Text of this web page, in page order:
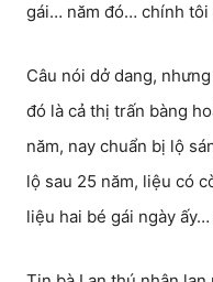
gái… năm đó… chính tôi
Câu nói dở dang,
đó là cả thị trấn bàng
năm, nay chuẩn bị lộ
lộ sau 25 năm, liệu có
liệu hai bé gái ngày ấy…